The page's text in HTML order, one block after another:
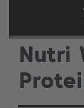
Nutri